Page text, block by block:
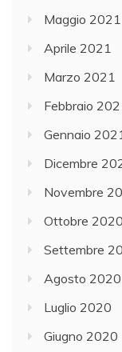
Maggio 2021
Aprile 2021
Marzo 2021
Febbraio
Gennaio
Dicembre
Novembre
Ottobre 2020
Settembre
Agosto 2020
Luglio 2020
Giugno 2020